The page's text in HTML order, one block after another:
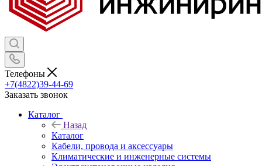
Телефоны
+7(4822)39-44-69
Заказать звонок
Каталог
Назад
Каталог
Кабели, провода и аксессуары
Климатические и инженерные системы